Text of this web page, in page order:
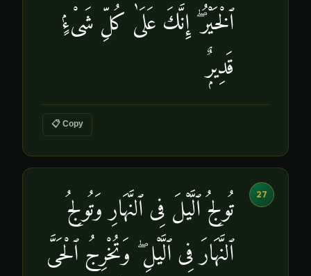
ٱلْخَيْرُ ۖ إِنَّكَ عَلَىٰ كُلِّ شَىْءٍۢ
قَدِيرٌۭ
📋 Copy
27
تُولِجُ ٱلَّيْلَ فِى ٱلنَّهَارِ وَتُولِجُ
ٱلنَّهَارَ فِى ٱلَّيْلِ ۖ وَتُخْرِجُ ٱلْحَىَّ